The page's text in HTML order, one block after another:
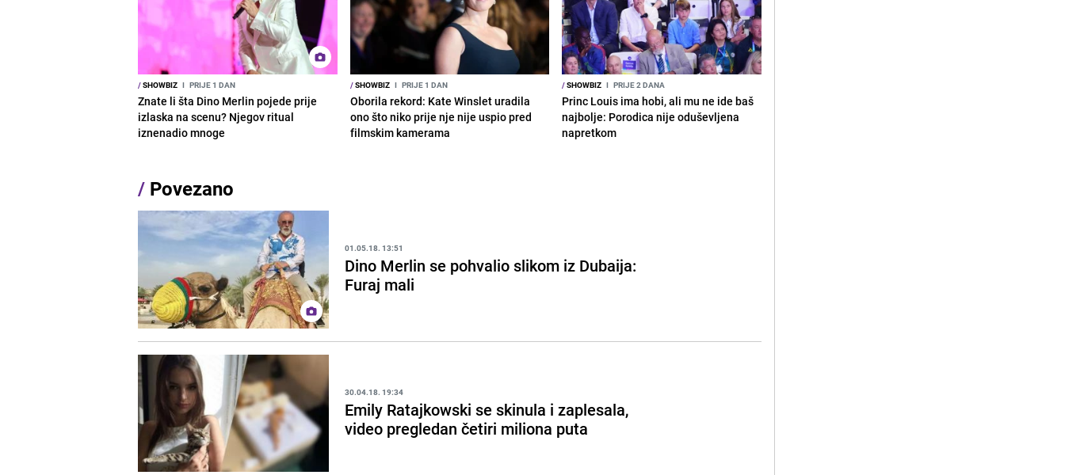
/SHOWBIZ I PRIJE 1 DAN
Znate li šta Dino Merlin pojede prije
izlaska na scenu? Njegov ritual
iznenadio mnoge
/SHOWBIZ I PRIJE 1 DAN
Oborila rekord: Kate Winslet uradila
ono što niko prije nje nije uspio pred
filmskim kamerama
/SHOWBIZ I PRIJE 2 DANA
Princ Louis ima hobi, ali mu ne ide baš
najbolje: Porodica nije oduševljena
napretkom
/ Povezano
01.05.18. 13:51
Dino Merlin se pohvalio slikom iz Dubaija:
Furaj mali
30.04.18. 19:34
Emily Ratajkowski se skinula i zaplesala,
video pregledan četiri miliona puta